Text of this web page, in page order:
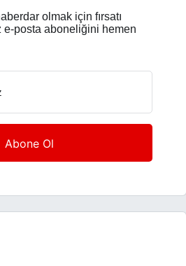
olmak için fırsatı
e-posta aboneliğini hemen